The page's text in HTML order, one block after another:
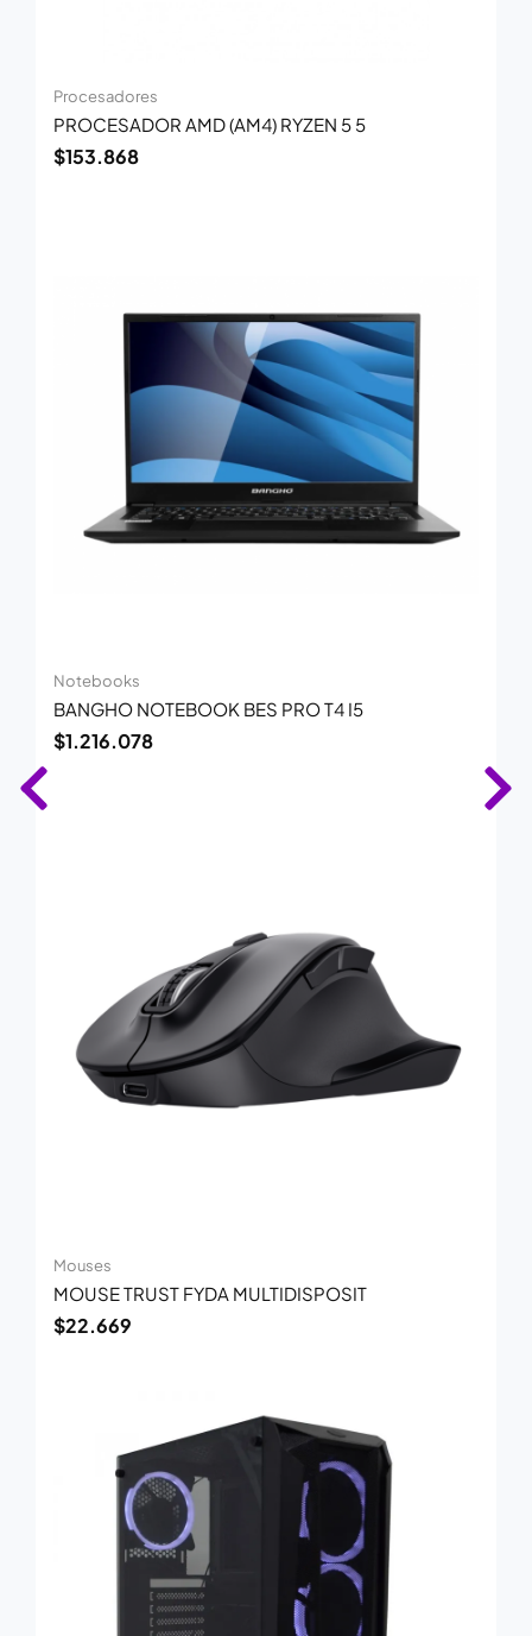
Procesadores
PROCESADOR AMD (AM4) RYZEN 5 5
$153.868
Notebooks
BANGHO NOTEBOOK BES PRO T4 I5
$1.216.078
Mouses
MOUSE TRUST FYDA MULTIDISPOSIT
$22.669